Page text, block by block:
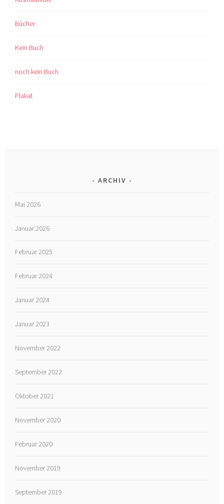
Bücher
Kein Buch
noch kein Buch
Plakat
ARCHIV
Mai 2026
Januar 2026
Februar 2025
Februar 2024
Januar 2024
Januar 2023
November 2022
September 2022
Oktober 2021
November 2020
Februar 2020
November 2019
September 2019